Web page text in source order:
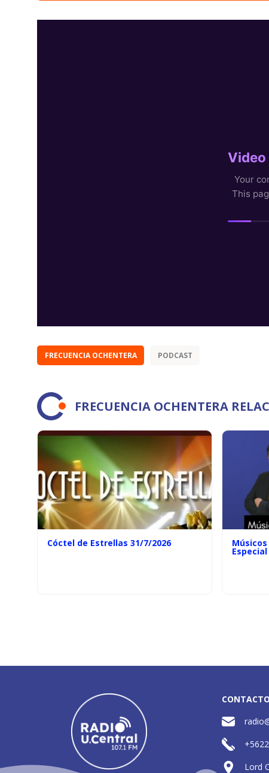
FRECUENCIA OCHENTERA PODCAST
FRECUENCIA OCHENTERA
Cóctel de Estrellas 31/7/2026
CONTACTO
Lord